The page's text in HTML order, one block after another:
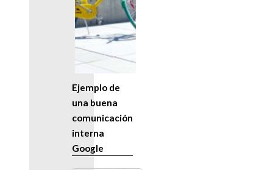
Ejemplo de
una buena
comunicación
interna
Google